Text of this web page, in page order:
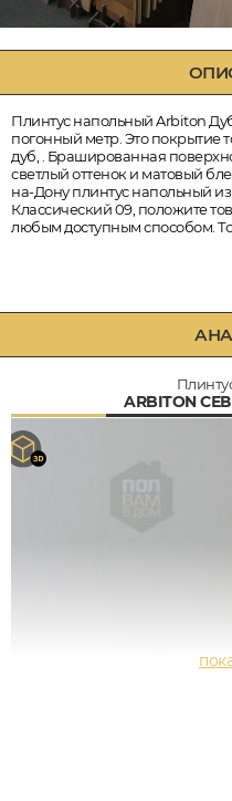
Плинтус напольный Arbiton
погонный метр. Это покрытие
дуб, . Брашированная
светлый оттенок и матовый
на-Дону плинтус напольный
Классический 09, положите
любым доступным способом.
ARBITON